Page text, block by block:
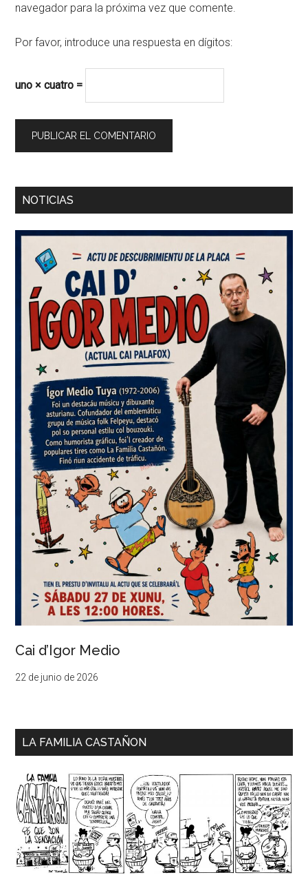
navegador para la próxima vez que comente.
Por favor, introduce una respuesta en dígitos:
uno × cuatro =
Barra
principal
NOTICIAS
Cai d’Igor Medio
22 de junio de 2026
LA FAMILIA CASTAÑON